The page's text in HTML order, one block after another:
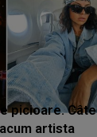
picioare. Câte
artista